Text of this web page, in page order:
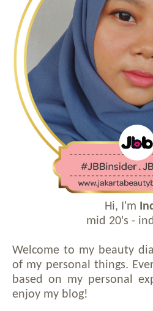
Hi, I'm
mid 20's -
Welcome to my beauty
of my personal things.
based on my personal
enjoy my blog!